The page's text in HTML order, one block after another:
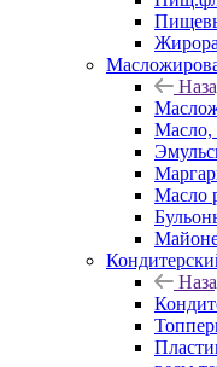
Масло,
Масло